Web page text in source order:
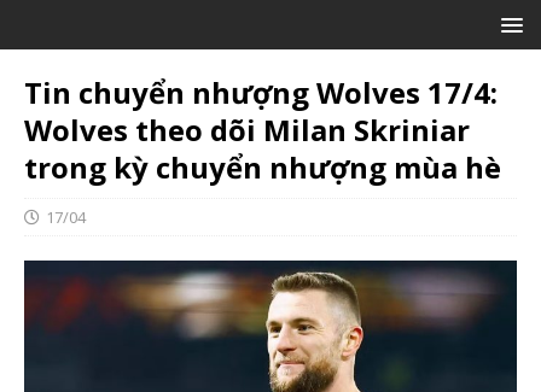
Tin chuyển nhượng Wolves 17/4:
Wolves theo dõi Milan Skriniar
trong kỳ chuyển nhượng mùa hè
17/04